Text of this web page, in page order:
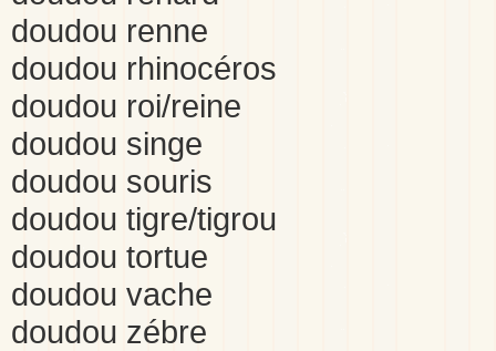
doudou renne
doudou rhinocéros
doudou roi/reine
doudou singe
doudou souris
doudou tigre/tigrou
doudou tortue
doudou vache
doudou zébre